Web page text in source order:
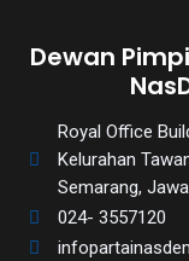
Dewan
Royal Office
Kelurahan
Semarang,
024- 3557120